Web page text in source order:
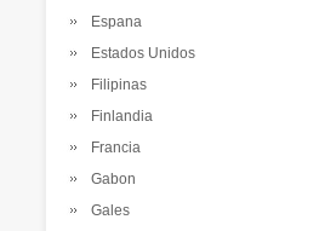
Espana
Estados Unidos
Filipinas
Finlandia
Francia
Gabon
Gales